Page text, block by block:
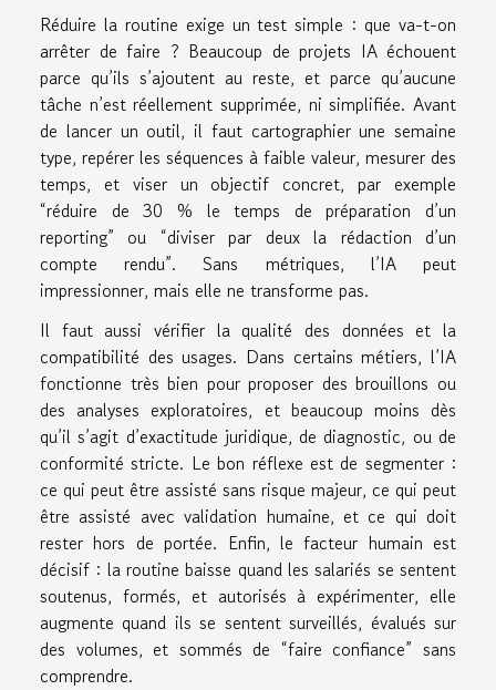
Réduire la routine exige un test simple : que va-t-on
arrêter de faire ? Beaucoup de projets IA échouent
parce qu’ils s’ajoutent au reste, et parce qu’aucune
tâche n’est réellement supprimée, ni simplifiée. Avant
de lancer un outil, il faut cartographier une semaine
type, repérer les séquences à faible valeur, mesurer des
temps, et viser un objectif concret, par exemple
“réduire de 30 % le temps de préparation d’un
reporting” ou “diviser par deux la rédaction d’un
compte rendu”. Sans métriques, l’IA peut
impressionner, mais elle ne transforme pas.
Il faut aussi vérifier la qualité des données et la
compatibilité des usages. Dans certains métiers, l’IA
fonctionne très bien pour proposer des brouillons ou
des analyses exploratoires, et beaucoup moins dès
qu’il s’agit d’exactitude juridique, de diagnostic, ou de
conformité stricte. Le bon réflexe est de segmenter :
ce qui peut être assisté sans risque majeur, ce qui peut
être assisté avec validation humaine, et ce qui doit
rester hors de portée. Enfin, le facteur humain est
décisif : la routine baisse quand les salariés se sentent
soutenus, formés, et autorisés à expérimenter, elle
augmente quand ils se sentent surveillés, évalués sur
des volumes, et sommés de “faire confiance” sans
comprendre.